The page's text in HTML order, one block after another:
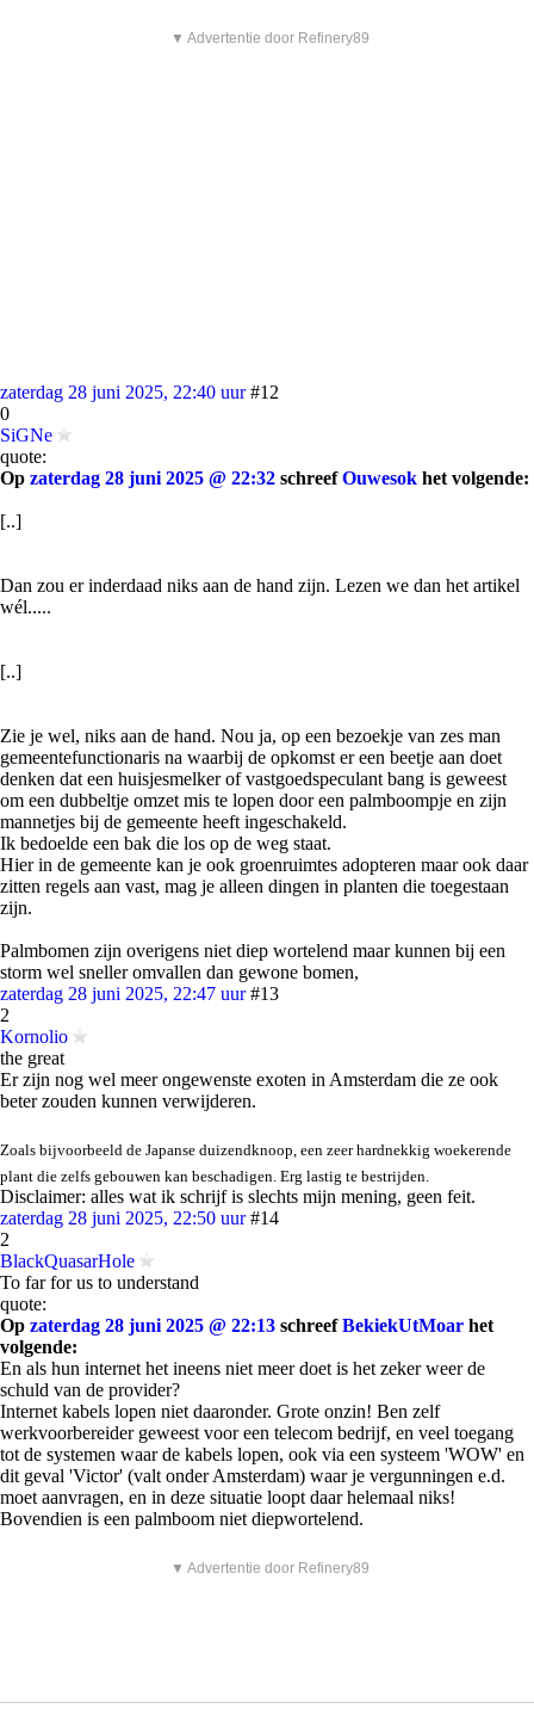
▼ Advertentie door Refinery89
zaterdag 28 juni 2025, 22:40 uur #12
0
SiGNe
quote:
Op zaterdag 28 juni 2025 @ 22:32 schreefOuwesok het volgende:
[..]
Dan zou er inderdaad niks aan de hand zijn. Lezen we dan het artikel
wél.....
[..]
Zie je wel, niks aan de hand. Nou ja, op een bezoekje van zes man
gemeentefunctionaris na waarbij de opkomst er een beetje aan doet
denken dat een huisjesmelker of vastgoedspeculant bang is geweest
om een dubbeltje omzet mis te lopen door een palmboompje en zijn
mannetjes bij de gemeente heeft ingeschakeld.
Ik bedoelde een bak die los op de weg staat.
Hier in de gemeente kan je ook groenruimtes adopteren maar ook daar
zitten regels aan vast, mag je alleen dingen in planten die toegestaan
zijn.
Palmbomen zijn overigens niet diep wortelend maar kunnen bij een
storm wel sneller omvallen dan gewone bomen,
zaterdag 28 juni 2025, 22:47 uur #13
2
Kornolio
the great
Er zijn nog wel meer ongewenste exoten in Amsterdam die ze ook
beter zouden kunnen verwijderen.
Zoals bijvoorbeeld de Japanse duizendknoop, een zeer hardnekkig woekerende
plant die zelfs gebouwen kan beschadigen. Erg lastig te bestrijden.
Disclaimer: alles wat ik schrijf is slechts mijn mening, geen feit.
zaterdag 28 juni 2025, 22:50 uur #14
2
BlackQuasarHole
To far for us to understand
quote:
Op zaterdag 28 juni 2025 @ 22:13 schreefBekiekUtMoar het
volgende:
En als hun internet het ineens niet meer doet is het zeker weer de
schuld van de provider?
Internet kabels lopen niet daaronder. Grote onzin! Ben zelf
werkvoorbereider geweest voor een telecom bedrijf, en veel toegang
tot de systemen waar de kabels lopen, ook via een systeem 'WOW' en
dit geval 'Victor' (valt onder Amsterdam) waar je vergunningen e.d.
moet aanvragen, en in deze situatie loopt daar helemaal niks!
Bovendien is een palmboom niet diepwortelend.
▼ Advertentie door Refinery89